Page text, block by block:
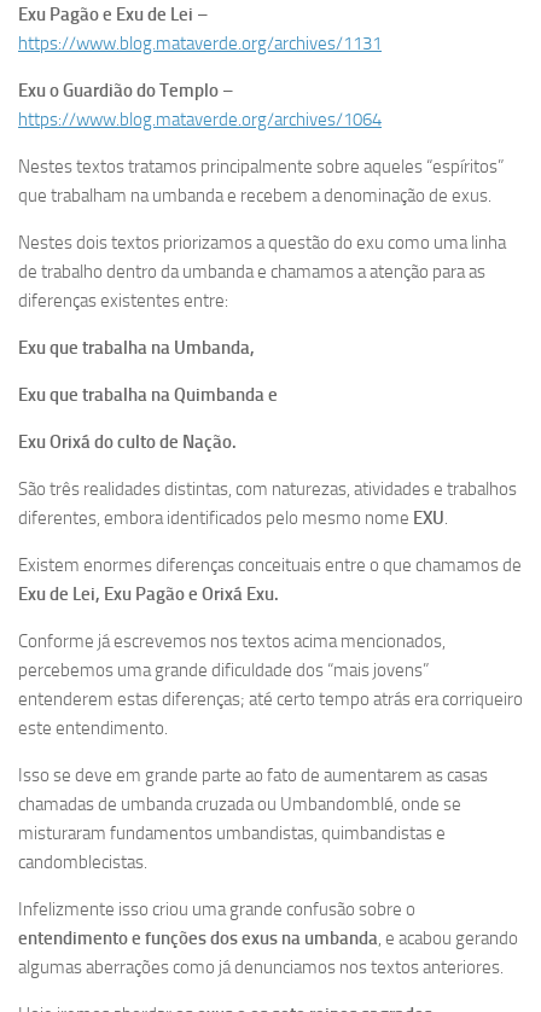
Exu Pagão e Exu de Lei –
https://www.blog.mataverde.org/archives/1131
Exu o Guardião do Templo –
https://www.blog.mataverde.org/archives/1064
Nestes textos tratamos principalmente sobre aqueles “espíritos”
que trabalham na umbanda e recebem a denominação de exus.
Nestes dois textos priorizamos a questão do exu como uma linha
de trabalho dentro da umbanda e chamamos a atenção para as
diferenças existentes entre:
Exu que trabalha na Umbanda,
Exu que trabalha na Quimbanda e
Exu Orixá do culto de Nação.
São três realidades distintas, com naturezas, atividades e trabalhos
diferentes, embora identificados pelo mesmo nome EXU.
Existem enormes diferenças conceituais entre o que chamamos de
Exu de Lei, Exu Pagão e Orixá Exu.
Conforme já escrevemos nos textos acima mencionados,
percebemos uma grande dificuldade dos “mais jovens”
entenderem estas diferenças; até certo tempo atrás era corriqueiro
este entendimento.
Isso se deve em grande parte ao fato de aumentarem as casas
chamadas de umbanda cruzada ou Umbandomblé, onde se
misturaram fundamentos umbandistas, quimbandistas e
candomblecistas.
Infelizmente isso criou uma grande confusão sobre o
entendimento e funções dos exus na umbanda, e acabou gerando
algumas aberrações como já denunciamos nos textos anteriores.